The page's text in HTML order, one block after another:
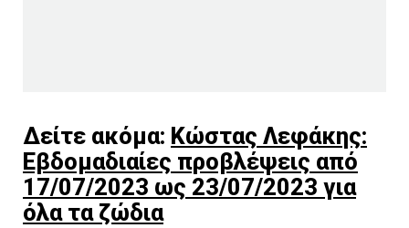
Δείτε ακόμα: Κώστας Λεφάκης:
Εβδομαδιαίες προβλέψεις από
17/07/2023 ως 23/07/2023 για
όλα τα ζώδια